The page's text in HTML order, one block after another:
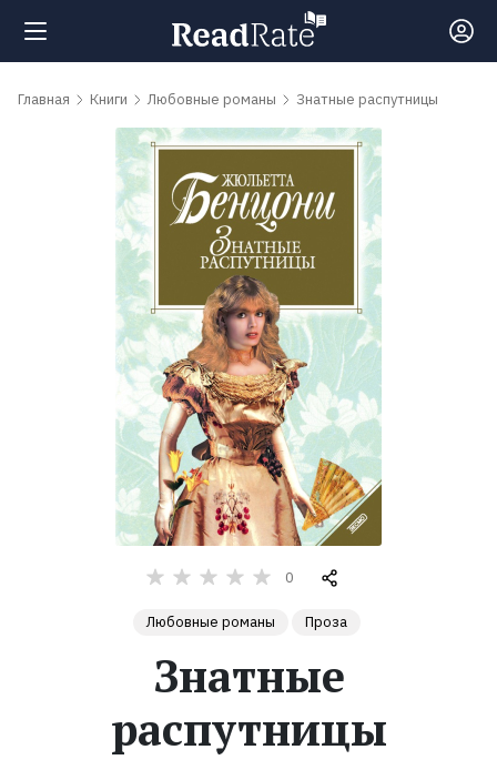
Поиск
Рейтинги
обсуждаемые
Экранизации
Коллекции
Главная Книги Любовные романы Знатные распутницы
0
Любовные романы Проза
Знатные
распутницы